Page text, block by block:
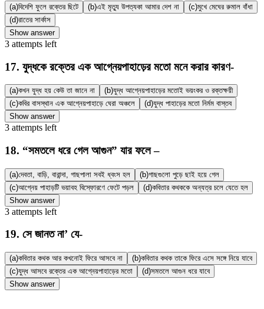
(a)বিদেশি ফুলে রক্তের ছিটে (b)এই মৃত্যু উপত্যকা আমার দেশ না (c)মুখে মেঘের রুমাল বাঁধা
(d)রাতের সার্কাস
Show answer
3 attempts left
17. যুদ্ধকে রক্তের এক আগ্নেয়পাহাড়ের মতো মনে করার কারণ-
(a)কখন যুদ্ধ হয় কেউ তা জানে না (b)যুদ্ধ আগ্নেয়পাহাড়ের মতোই ভয়ংকর ও রক্তক্ষয়ী
(c)কবির বাসস্থান এক আগ্নেয়পাহাড়ে ঘেরা অঞ্চলে (d)যুদ্ধ পাহাড়ের মতো নির্মম বাস্তব
Show answer
3 attempts left
18. “সমতলে ধরে গেল আগুন” যার ফলে –
(a)দেবতা, বাড়ি, বারান্দা, গাছপালা সবই ধ্বংস হল (b)গাছগুলো পুড়ে ছাই হয়ে গেল
(c)আগ্নেয় পাহাড়টি ভয়াবহ বিস্ফোরণে ফেটে পড়ল (d)কবিতার কথককে অন্যত্র চলে যেতে হল
Show answer
3 attempts left
19. সে জানত না’ যে-
(a)কবিতার কথক আর কখনোই ফিরে আসবে না (b)কবিতার কথক তাকে ফিরে এসে সঙ্গে নিয়ে যাবে
(c)যুদ্ধ আসবে রক্তের এক আগ্নেয়পাহাড়ের মতো (d)সমতলে আগুন ধরে যাবে
Show answer